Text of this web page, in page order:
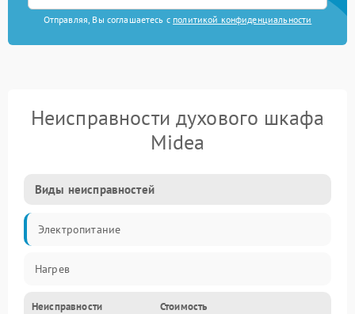
Отправляя, Вы соглашаетесь с политикой конфиденциальности
Неисправности духового шкафа
Midea
Виды неисправностей
Электропитание
Нагрев
Неисправности Стоимость